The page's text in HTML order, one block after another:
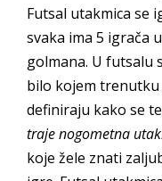
Futsal utakmica se
svaka ima 5 igrača
golmana. U futsalu
bilo kojem trenutku
definiraju kako se
traje nogometna
koje žele znati